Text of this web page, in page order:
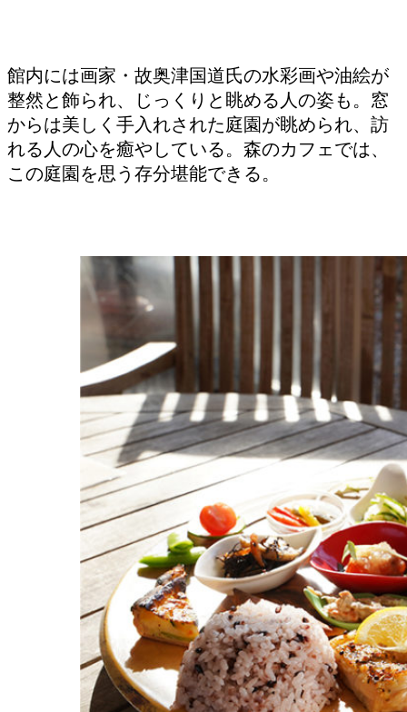
館内には画家・故奥津国道氏の水彩画や油絵が
整然と飾られ、じっくりと眺める人の姿も。窓
からは美しく手入れされた庭園が眺められ、訪
れる人の心を癒やしている。森のカフェでは、
この庭園を思う存分堪能できる。